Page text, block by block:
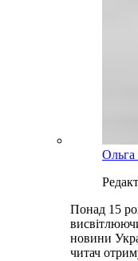
Понад 15
новини
читач